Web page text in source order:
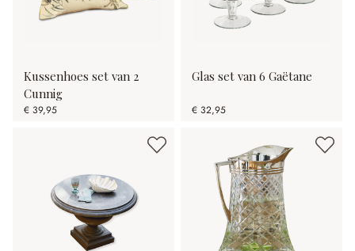
Kussenhoes set van 2
Cunnig
€ 39,95
Glas set van 6 Gaëtane
€ 32,95